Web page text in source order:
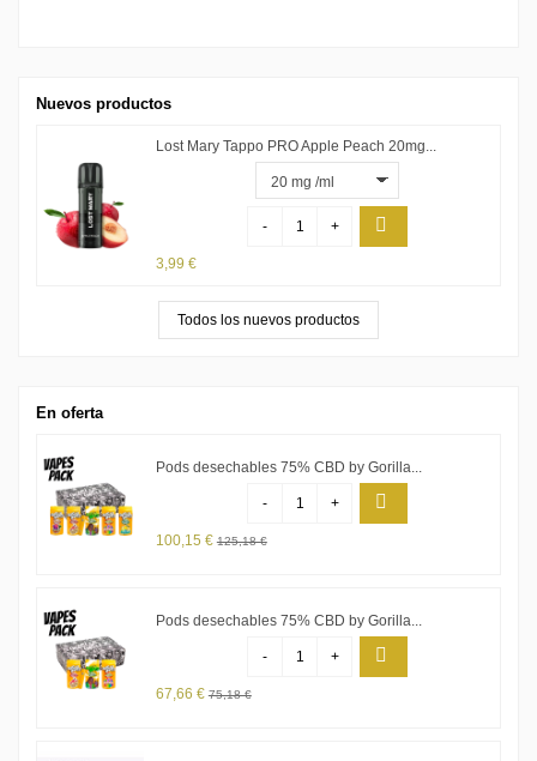
Nuevos productos
Lost Mary Tappo PRO Apple Peach 20mg...
- +
3,99 €
Todos los nuevos productos
En oferta
Pods desechables 75% CBD by Gorilla...
- +
100,15 € 125,18 €
Pods desechables 75% CBD by Gorilla...
- +
67,66 € 75,18 €